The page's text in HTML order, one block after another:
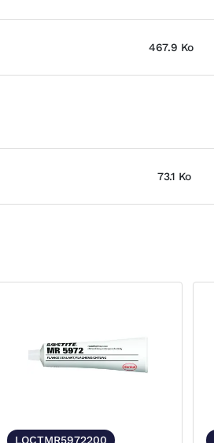
467.9 Ko
73.1 Ko
LOCTMR5972200